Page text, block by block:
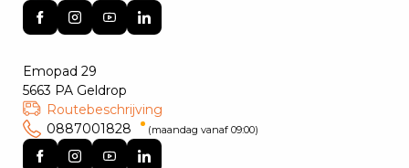
Emopad 29
5663 PA Geldrop
Routebeschrijving
0887001828
(maandag vanaf 09:00)